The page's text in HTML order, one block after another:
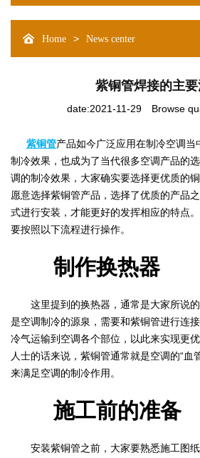
Home > News center
紫铜管焊接的主
date:2021-11-29 Browse
紫铜管产品如今广泛应用在制冷空调当
制冷效果，也成为了当代很多空调产品的
调的制冷效果，大家确实要选择更优质的
愿意选择紫铜管产品，选择了优质的产品
式进行安装，才能更好的发挥相应的特点
要按照以下流程进行操作。
制作换热器
这里提到的换热器，通常是大家所说的
是空调制冷的源泉，需要和紫铜管进行连
冷气运输到空调各个部位，以此来实现更
人士的话来说，紫铜管通常就是空调的“血
来满足空调的制冷作用。
施工前的准备
安装紫铜管之前，大家要熟悉施工图纸